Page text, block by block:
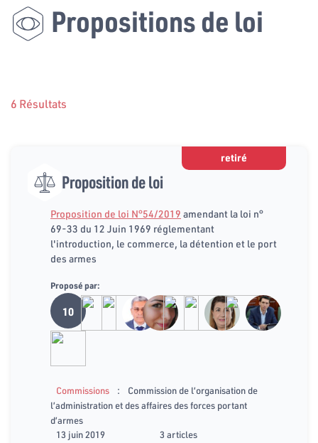
Propositions de loi
6 Résultats
retiré
Proposition de loi
Proposition de loi N°54/2019 amendant la loi n°
69-33 du 12 Juin 1969 réglementant
l'introduction, le commerce, la détention et le port
des armes
Proposé par:
10
Commissions :
Commission de l’organisation de
l’administration et des affaires des forces portant
d’armes
13 juin 2019
3 articles